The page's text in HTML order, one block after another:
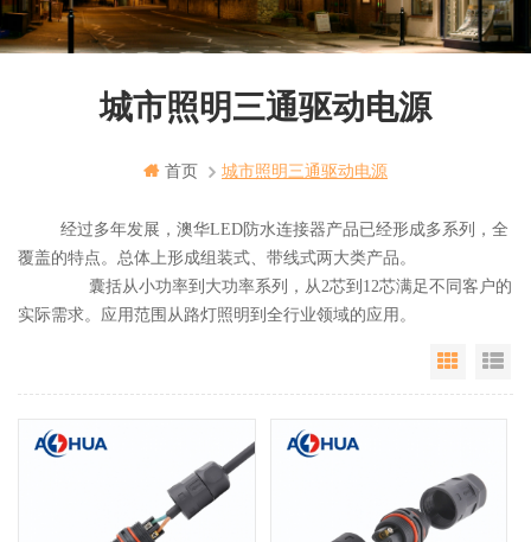
城市照明三通驱动电源
首页 城市照明三通驱动电源
经过多年发展，澳华LED防水连接器产品已经形成多系列，全
覆盖的特点。总体上形成组装式、带线式两大类产品。
囊括从小功率到大功率系列，从2芯到12芯满足不同客户的
实际需求。应用范围从路灯照明到全行业领域的应用。
Grid